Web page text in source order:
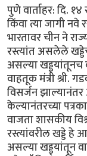
पुणे वार्ताहर: दि.
किंवा त्या जागी
भारतावर चीन ने
रस्त्यांत असलेले
असल्या खड्ड्यांतूनच
वाहतूक मंत्री श्री.
विसर्जन
केल्यानंतरच्या
वाजता शासकीय
रस्त्यांवरील खड्डे हे
असल्या खड्ड्यांतून